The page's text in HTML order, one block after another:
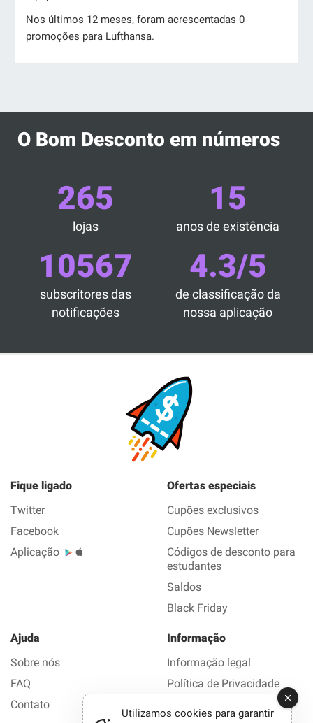
Nos últimos 12 meses, foram acrescentadas 0
promoções para Lufthansa.
O Bom Desconto em números
265
lojas
15
anos de existência
10567
subscritores das
notificações
4.3/5
de classificação da
nossa aplicação
Fique ligado
Twitter
Facebook
Aplicação
Ofertas especiais
Cupões exclusivos
Cupões Newsletter
Códigos de desconto para
estudantes
Saldos
Black Friday
Ajuda
Sobre nós
FAQ
Contato
Informação
Informação legal
Política de Privacidade
Utilizamos cookies para garantir